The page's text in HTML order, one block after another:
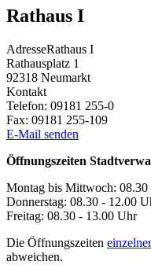
Rathaus I
AdresseRathaus I
Rathausplatz 1
92318 Neumarkt
Kontakt
Telefon: 09181 255-0
Fax: 09181 255-109
E-Mail senden
Öffnungszeiten
Montag bis Mittwoch:
Donnerstag: 08.30 - 12.00
Freitag: 08.30 - 13.00 Uhr
Die Öffnungszeiten
abweichen.